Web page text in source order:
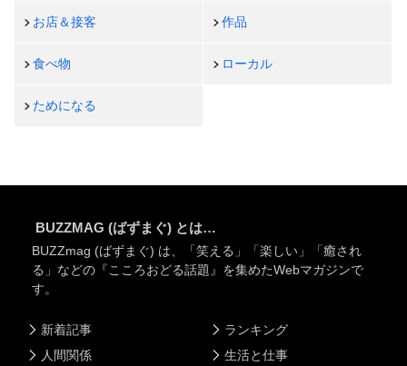
お店＆接客 作品
食べ物 ローカル
ためになる
BUZZMAG (ばずまぐ) とは…
BUZZmag (ばずまぐ) は、「笑える」「楽しい」「癒され
る」などの『こころおどる話題』を集めたWebマガジンで
す。
新着記事
人間関係
ランキング
生活と仕事